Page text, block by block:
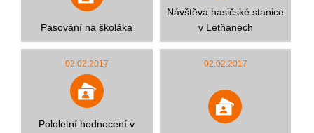
Pasování na školáka
Návštěva hasičské stanice
v Letňanech
02.02.2017
Pololetní hodnocení v
02.02.2017